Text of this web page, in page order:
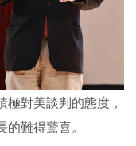
對美談判的態度，
難得驚喜。